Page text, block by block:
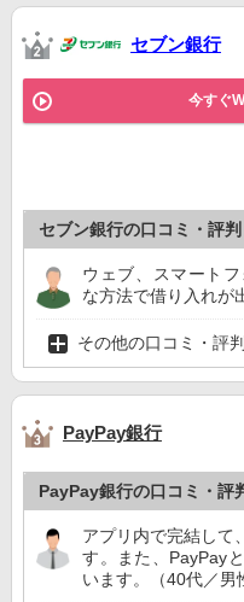
セブン銀行
今すぐ
セブン銀行の口コミ・評判
ウェブ、スマート
な方法で借り入れが
その他の口コミ・評判
PayPay銀行
PayPay銀行の口コミ・評
アプリ内で完結して
す。また、PayPay
います。（40代／男